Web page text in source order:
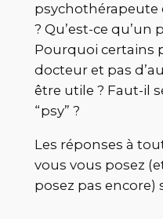
psychothérapeute
? Qu’est-ce qu’un
Pourquoi certains
docteur et pas
être utile ? Faut-il
“psy” ?
Les réponses à
vous vous posez
posez pas encore)